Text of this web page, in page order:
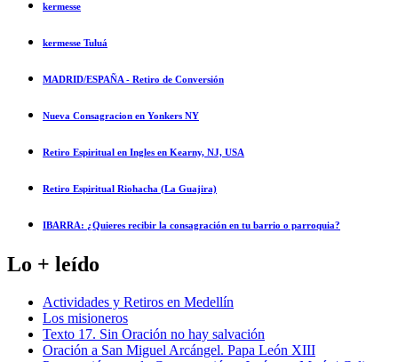
kermesse
kermesse Tuluá
MADRID/ESPAÑA - Retiro de Conversión
Nueva Consagracion en Yonkers NY
Retiro Espiritual en Ingles en Kearny, NJ, USA
Retiro Espiritual Riohacha (La Guajira)
IBARRA: ¿Quieres recibir la consagración en tu barrio o parroquia?
Lo + leído
Actividades y Retiros en Medellín
Los misioneros
Texto 17. Sin Oración no hay salvación
Oración a San Miguel Arcángel. Papa León XIII